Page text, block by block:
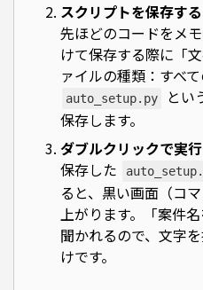
スクリプトを保存する
先ほどのコードをメ
けて保存する際に「
ァイルの種類：すべ
auto_setup.py
とい
保存します。
ダブルクリックで実行
保存した
ると、黒い画面（コ
上がります。「案件
聞かれるので、文字
けです。